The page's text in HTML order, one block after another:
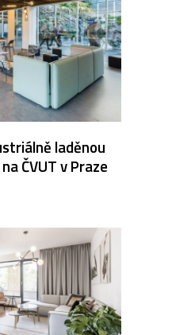
laděnou
ČVUT v Praze